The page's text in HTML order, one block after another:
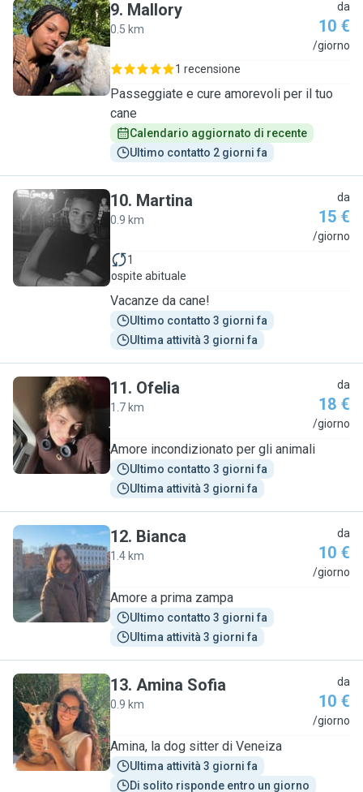
M
9. Mallory
0.5 km
da
10 €
/giorno
1 recensione
Passeggiate e cure amorevoli per il tuo
cane
Calendario aggiornato di recente
Ultimo contatto 2 giorni fa
M
10. Martina
0.9 km
da
15 €
/giorno
1
ospite abituale
Vacanze da cane!
Ultimo contatto 3 giorni fa
Ultima attività 3 giorni fa
O
11. Ofelia
1.7 km
da
18 €
/giorno
Amore incondizionato per gli animali
Ultimo contatto 3 giorni fa
Ultima attività 3 giorni fa
B
12. Bianca
1.4 km
da
10 €
/giorno
Amore a prima zampa
Ultimo contatto 3 giorni fa
Ultima attività 3 giorni fa
A
13. Amina Sofia
0.9 km
da
10 €
/giorno
Amina, la dog sitter di Veneiza
Ultima attività 3 giorni fa
Di solito risponde entro un giorno